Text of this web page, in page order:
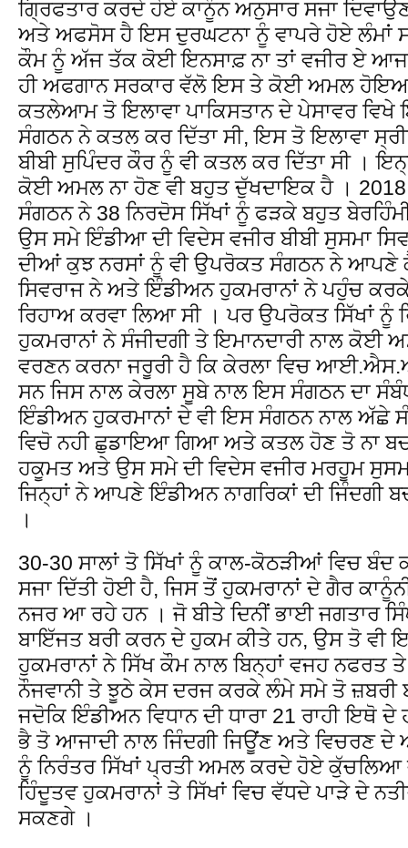
ਗ੍ਰਿਫਤਾਰ ਕਰਦੇ ਹੋਏ ਕਾਨੂੰਨ ਅਨੁਸਾਰ ਸਜਾ
ਅਤੇ ਅਫਸੋਸ ਹੈ ਇਸ ਦੁਰਘਟਨਾ ਨੂੰ ਵਾਪਰੇ ਹੋਏ ਲੰਮਾਂ
ਕੌਮ ਨੂੰ ਅੱਜ ਤੱਕ ਕੋਈ ਇਨਸਾਫ਼ ਨਾ ਤਾਂ ਵਜੀਰ ਏ
ਹੀ ਅਫਗਾਨ ਸਰਕਾਰ ਵੱਲੋ ਇਸ ਤੇ ਕੋਈ ਅਮਲ ਹੋਇਆ
ਕਤਲੇਆਮ ਤੋ ਇਲਾਵਾ ਪਾਕਿਸਤਾਨ ਦੇ ਪੇਸਾਵਰ
ਸੰਗਠਨ ਨੇ ਕਤਲ ਕਰ ਦਿੱਤਾ ਸੀ, ਇਸ ਤੋ ਇਲਾਵਾ
ਬੀਬੀ ਸੁਪਿੰਦਰ ਕੌਰ ਨੂੰ ਵੀ ਕਤਲ ਕਰ ਦਿੱਤਾ ਸੀ ।
ਕੋਈ ਅਮਲ ਨਾ ਹੋਣ ਵੀ ਬਹੁਤ ਦੁੱਖਦਾਇਕ ਹੈ ।
ਸੰਗਠਨ ਨੇ 38 ਨਿਰਦੋਸ ਸਿੱਖਾਂ ਨੂੰ ਫੜਕੇ ਬਹੁਤ
ਉਸ ਸਮੇ ਇੰਡੀਆ ਦੀ ਵਿਦੇਸ ਵਜੀਰ ਬੀਬੀ ਸੁਸਮਾ
ਦੀਆਂ ਕੁਝ ਨਰਸਾਂ ਨੂੰ ਵੀ ਉਪਰੋਕਤ ਸੰਗਠਨ ਨੇ ਆਪਣੇ
ਸਿਵਰਾਜ ਨੇ ਅਤੇ ਇੰਡੀਅਨ ਹੁਕਮਰਾਨਾਂ ਨੇ ਪਹੁੰਚ
ਰਿਹਾਅ ਕਰਵਾ ਲਿਆ ਸੀ । ਪਰ ਉਪਰੋਕਤ ਸਿੱਖਾਂ
ਹੁਕਮਰਾਨਾਂ ਨੇ ਸੰਜੀਦਗੀ ਤੇ ਇਮਾਨਦਾਰੀ ਨਾਲ ਕੋਈ
ਵਰਣਨ ਕਰਨਾ ਜਰੂਰੀ ਹੈ ਕਿ ਕੇਰਲਾ ਵਿਚ
ਸਨ ਜਿਸ ਨਾਲ ਕੇਰਲਾ ਸੂਬੇ ਨਾਲ ਇਸ ਸੰਗਠਨ ਦਾ
ਇੰਡੀਅਨ ਹੁਕਰਮਾਨਾਂ ਦੇ ਵੀ ਇਸ ਸੰਗਠਨ ਨਾਲ ਅੱਛੇ
ਵਿਚੋ ਨਹੀ ਛੁਡਾਇਆ ਗਿਆ ਅਤੇ ਕਤਲ ਹੋਣ ਤੋ ਨਾ
ਹਕੂਮਤ ਅਤੇ ਉਸ ਸਮੇ ਦੀ ਵਿਦੇਸ ਵਜੀਰ ਮਰਹੂਮ
ਜਿਨ੍ਹਾਂ ਨੇ ਆਪਣੇ ਇੰਡੀਅਨ ਨਾਗਰਿਕਾਂ ਦੀ ਜਿੰਦਗੀ
।
30-30 ਸਾਲਾਂ ਤੋ ਸਿੱਖਾਂ ਨੂੰ ਕਾਲ-ਕੋਠੜੀਆਂ ਵਿਚ ਬੰਦ
ਸਜਾ ਦਿੱਤੀ ਹੋਈ ਹੈ, ਜਿਸ ਤੋਂ ਹੁਕਮਰਾਨਾਂ ਦੇ ਗੈਰ
ਨਜਰ ਆ ਰਹੇ ਹਨ । ਜੋ ਬੀਤੇ ਦਿਨੀਂ ਭਾਈ ਜਗਤਾਰ
ਬਾਇੱਜਤ ਬਰੀ ਕਰਨ ਦੇ ਹੁਕਮ ਕੀਤੇ ਹਨ, ਉਸ ਤੋ ਵੀ
ਹੁਕਮਰਾਨਾਂ ਨੇ ਸਿੱਖ ਕੌਮ ਨਾਲ ਬਿਨ੍ਹਾਂ ਵਜਹ ਨਫਰਤ
ਨੌਜਵਾਨੀ ਤੇ ਝੂਠੇ ਕੇਸ ਦਰਜ ਕਰਕੇ ਲੰਮੇ ਸਮੇ ਤੋ ਜ਼ਬਰੀ
ਜਦੋਕਿ ਇੰਡੀਅਨ ਵਿਧਾਨ ਦੀ ਧਾਰਾ 21 ਰਾਹੀ ਇਥੋ ਦੇ
ਭੈ ਤੋ ਆਜਾਦੀ ਨਾਲ ਜਿੰਦਗੀ ਜਿਊਂਣ ਅਤੇ ਵਿਚਰਣ ਦੇ
ਨੂੰ ਨਿਰੰਤਰ ਸਿੱਖਾਂ ਪ੍ਰਤੀ ਅਮਲ ਕਰਦੇ ਹੋਏ
ਹਿੰਦੂਤਵ ਹੁਕਮਰਾਨਾਂ ਤੇ ਸਿੱਖਾਂ ਵਿਚ ਵੱਧਦੇ ਪਾੜੇ ਦੇ
ਸਕਣਗੇ ।